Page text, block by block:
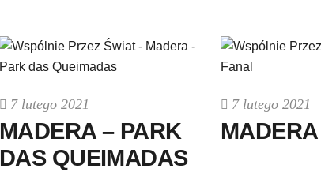
7 lutego 2021
MADERA – PARK
DAS QUEIMADAS
7 lutego 2021